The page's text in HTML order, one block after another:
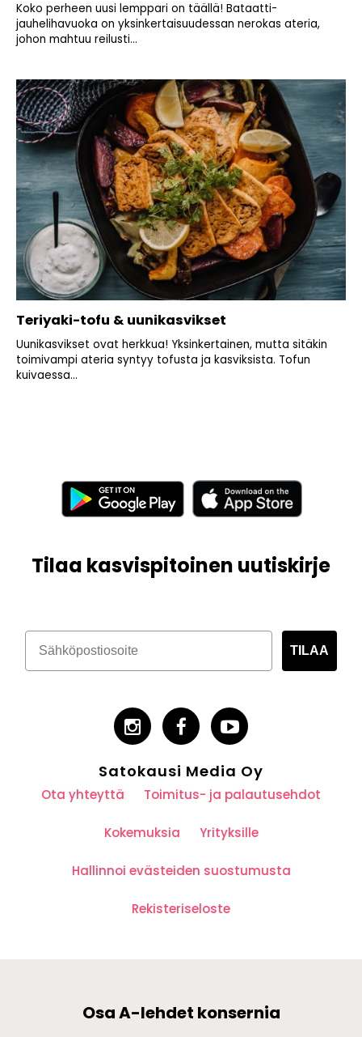
Koko perheen uusi lemppari on täällä! Bataatti-
jauhelihavuoka on yksinkertaisuudessan nerokas ateria,
johon mahtuu reilusti...
Teriyaki-tofu & uunikasvikset
Uunikasvikset ovat herkkua! Yksinkertainen, mutta sitäkin
toimivampi ateria syntyy tofusta ja kasviksista. Tofun
kuivaessa...
Tilaa kasvispitoinen uutiskirje
TILAA
Satokausi Media Oy
Ota yhteyttä Toimitus- ja palautusehdot
Kokemuksia Yrityksille
Hallinnoi evästeiden suostumusta
Rekisteriseloste
Osa A-lehdet konsernia